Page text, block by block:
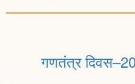
गणतंत्र